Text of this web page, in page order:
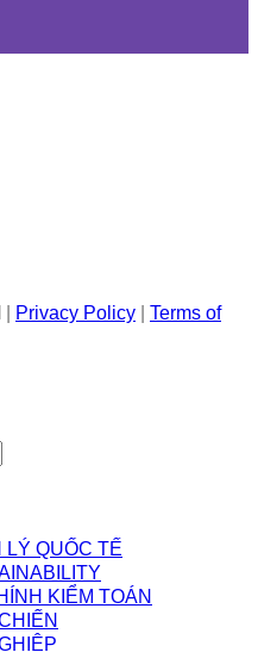
Privacy Policy
Terms of
QUỐC TẾ
KIỂM TOÁN